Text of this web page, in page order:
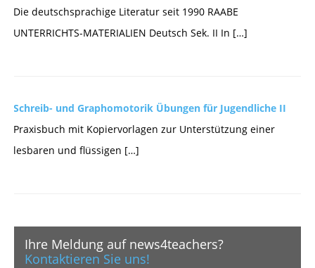
Die deutschsprachige Literatur seit 1990 RAABE
UNTERRICHTS-MATERIALIEN Deutsch Sek. II In […]
Schreib- und Graphomotorik Übungen für Jugendliche II
Praxisbuch mit Kopiervorlagen zur Unterstützung einer
lesbaren und flüssigen […]
Ihre Meldung auf news4teachers?
Kontaktieren Sie uns!